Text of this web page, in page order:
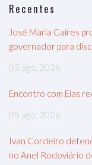
Recentes
José Maria Caires
governador para
05 ago, 2026
Encontro com Elas
05 ago, 2026
Ivan Cordeiro
no Anel Rodoviário